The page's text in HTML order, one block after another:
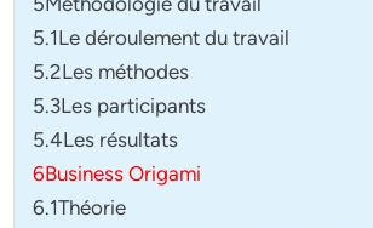
5.1Le déroulement du travail
5.2Les méthodes
5.3Les participants
5.4Les résultats
6Business Origami
6.1Théorie